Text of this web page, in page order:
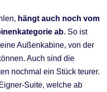
hängt auch noch vom
ab. So ist
Außenkabine, von der
Auch sind die
nochmal ein Stück teurer.
Suite, welche ab